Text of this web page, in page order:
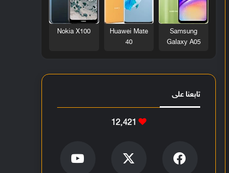
Samsung
Galaxy A05
Huawei Mate
40
Nokia X100
تابعنا على
12٬421